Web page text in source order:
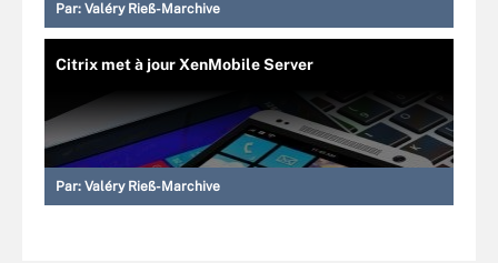
Par: Valéry Rieß-Marchive
Citrix met à jour XenMobile Server
Par: Valéry Rieß-Marchive